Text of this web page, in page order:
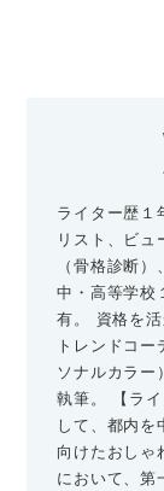
ライター歴１
リスト、ビ
（骨格診断
中・高等学
有。 資格を
トレンドコ
ソナルカラ
執筆。 【ラ
して、都内を
向けたおし
において、第